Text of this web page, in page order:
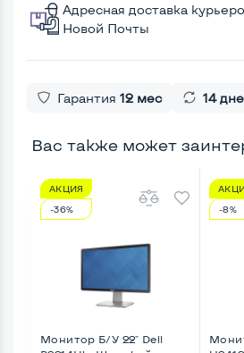
Адресная доставка
Новой Почты
Гарантия 12 мес 14
Вас также может
АКЦИЯ
-36%
Монитор Б/У 22" Dell
-8%